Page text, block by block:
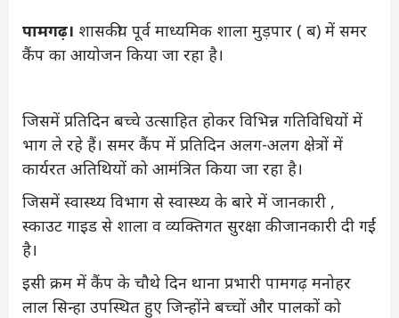
पामगढ़। शासकीय पूर्व माध्यमिक शाला मुड़पार ( ब) में समर
कैंप का आयोजन किया जा रहा है।
जिसमें प्रतिदिन बच्चे उत्साहित होकर विभिन्न गतिविधियों में
भाग ले रहे हैं। समर कैंप में प्रतिदिन अलग-अलग क्षेत्रों में
कार्यरत अतिथियों को आमंत्रित किया जा रहा है।
जिसमें स्वास्थ्य विभाग से स्वास्थ्य के बारे में जानकारी ,
स्काउट गाइड से शाला व व्यक्तिगत सुरक्षा की जानकारी दी गईं
है।
इसी क्रम में कैंप के चौथे दिन थाना प्रभारी पामगढ़ मनोहर
लाल सिन्हा उपस्थित हुए जिन्होंने बच्चों और पालकों को